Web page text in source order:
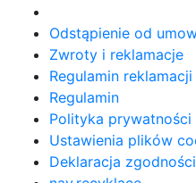
Odstąpienie od
Zwroty i reklamacje
Regulamin reklamacji
Regulamin
Polityka prywatności
Ustawienia plików
Deklaracja zgodności